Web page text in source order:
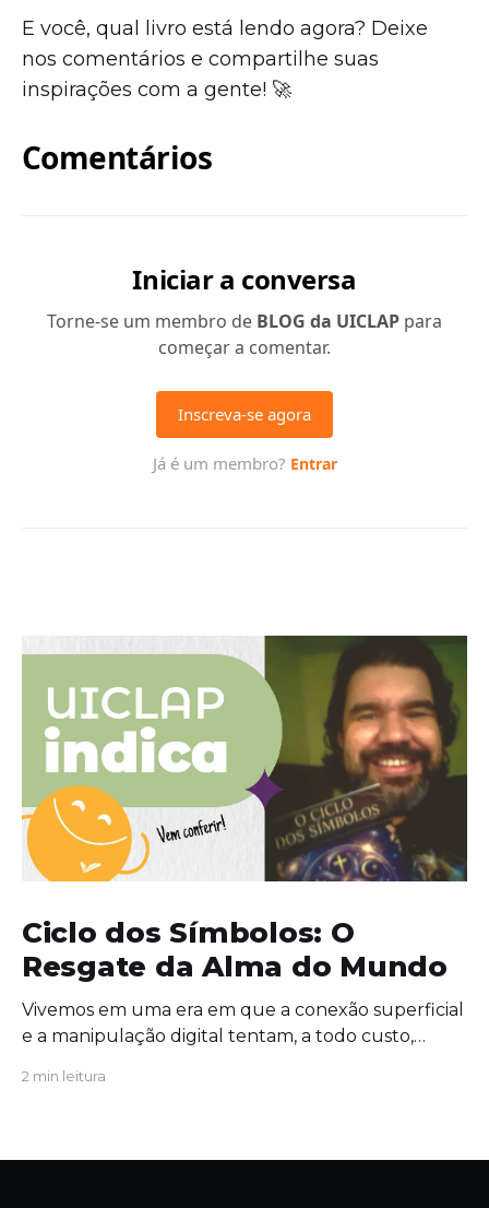
E você, qual livro está lendo agora? Deixe
nos comentários e compartilhe suas
inspirações com a gente! 🚀
Ciclo dos Símbolos: O
Resgate da Alma do Mundo
Vivemos em uma era em que a conexão superficial
e a manipulação digital tentam, a todo custo,
exatamente nesse cenário de extrema urgência
verdadeira convocação para
2 min leitura